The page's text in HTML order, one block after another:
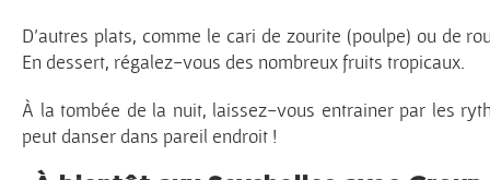
D’autres plats, comme le cari de zourite (poulpe) ou de
En dessert, régalez-vous des nombreux fruits tropicaux.
À la tombée de la nuit, laissez-vous entrainer par les
peut danser dans pareil endroit !